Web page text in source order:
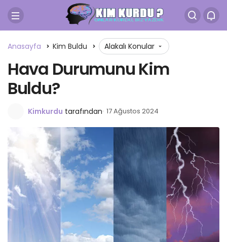
Anasayfa Kim Buldu Alakalı Konular
Hava Durumunu Kim
Buldu?
Kimkurdu tarafından 17 Ağustos 2024